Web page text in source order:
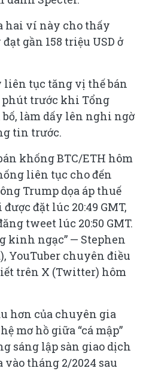
hai ví này cho thấy
gần 158 triệu USD ở
tục tăng vị thế bán
phút trước khi Tổng
làm dấy lên nghi ngờ
tin trước.
khống BTC/ETH hôm
liên tục cho đến
Trump dọa áp thuế
đặt lúc 20:49 GMT,
tweet lúc 20:50 GMT.
kinh ngạc” — Stephen
YouTuber chuyên điều
trên X (Twitter) hôm
hơn của chuyên gia
mơ hồ giữa “cá mập”
sáng lập sàn giao dịch
vào tháng 2/2024 sau